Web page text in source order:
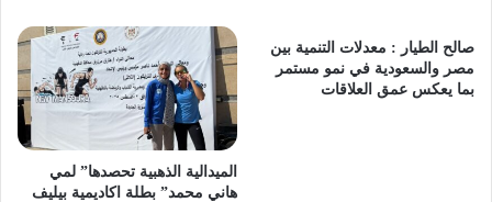
صالح الطيار : معدلات التنمية بين
مصر والسعودية في نمو مستمر
بما يعكس عمق العلاقات
الميدالية الذهبية تحصدها” لمي
هاني محمد” بطلة اكاديمية بيليف